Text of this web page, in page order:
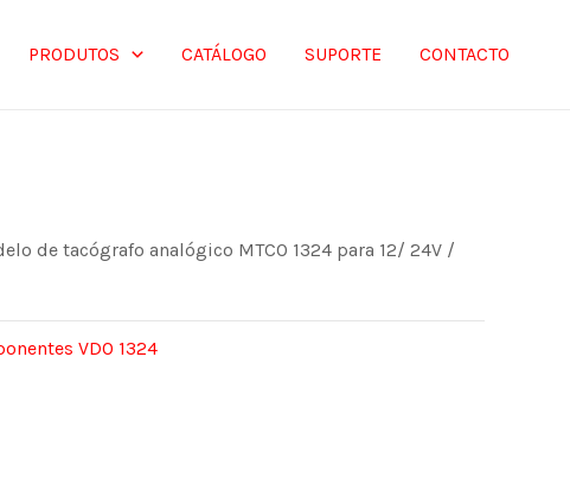
PRODUTOS CATÁLOGO SUPORTE CONTACTO
de tacógrafo analógico MTCO 1324 para 12/ 24V /
VDO 1324